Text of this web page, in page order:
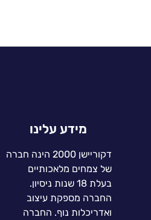
מידע עלינו
דקוריישן 2000 הינה חברה
של צמחים מלאכותיים
בעלת 18 שנות ניסיון.
החברה מספקת עיצוב
ואדריכלות נוף. החברה